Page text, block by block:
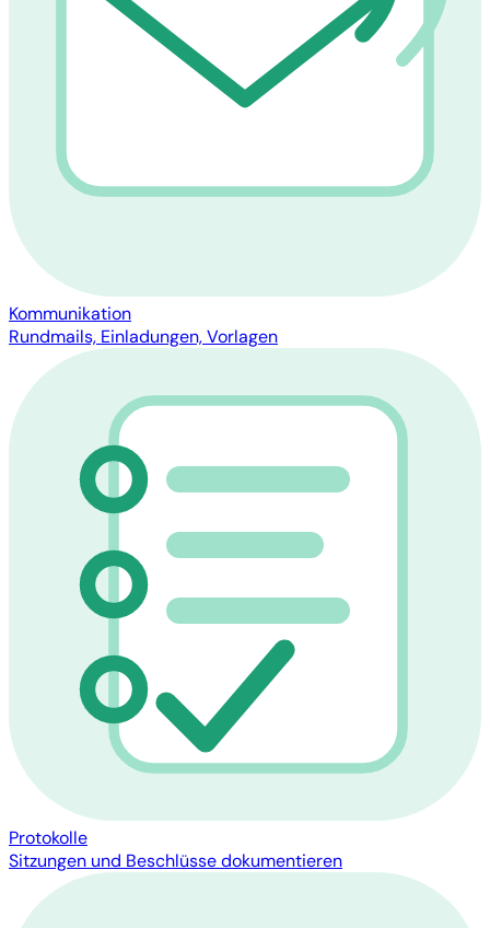
Kommunikation
Rundmails, Einladungen, Vorlagen
Protokolle
Sitzungen und Beschlüsse dokumentieren